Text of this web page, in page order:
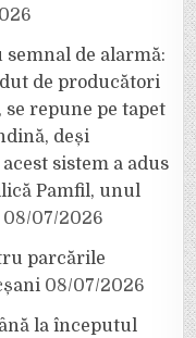
de alarmă:
de producători
repune pe tapet
deși
sistem a adus
Pamfil, unul
08/07/2026
parcările
08/07/2026
la începutul